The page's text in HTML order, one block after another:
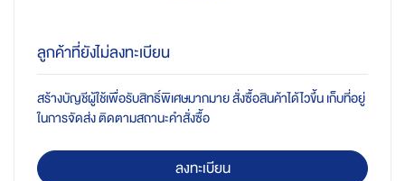
ลูกค้าที่ยังไม่ลงทะเบียน
สร้างบัญชีผู้ใช้เพื่อรับสิทธิ์พิเศษมากมาย สั่งซื้อสินค้าได้ไวขึ้น เก็บที่อยู่
ในการจัดส่ง ติดตามสถานะคำสั่งซื้อ
ลงทะเบียน